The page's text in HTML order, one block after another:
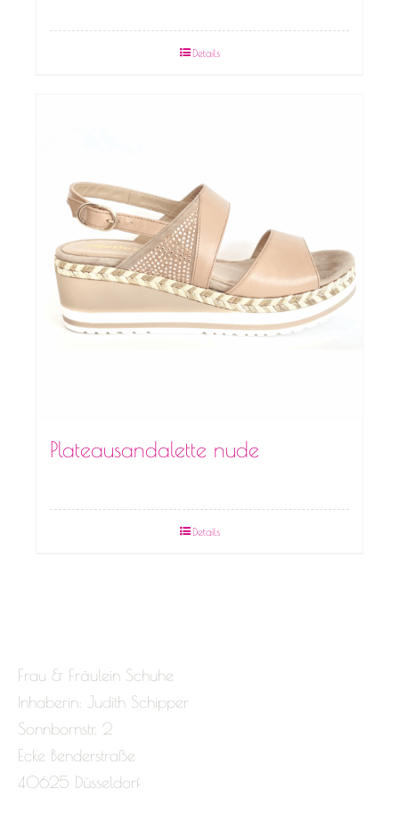
Details
Plateausandalette nude
Details
Frau & Fräulein Schuhe
Inhaberin: Judith Schipper
Sonnbornstr. 2
Ecke Benderstraße
40625 Düsseldorf